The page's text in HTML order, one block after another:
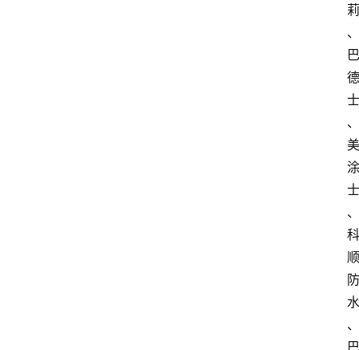
莉
、
巴
德
士
、
美
涂
士
、
科
顺
防
水
、
巴